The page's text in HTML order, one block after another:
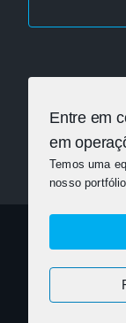
Entre em
em
Temos uma
nosso